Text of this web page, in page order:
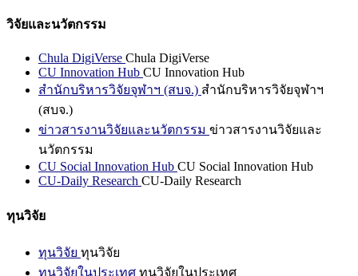
วิจัยและนวัตกรรม
Chula DigiVerse Chula DigiVerse
CU Innovation Hub CU Innovation Hub
สำนักบริหารวิจัยจุฬาฯ (สบจ.) สำนักบริหารวิจัยจุฬาฯ
(สบจ.)
ข่าวสารงานวิจัยและนวัตกรรม ข่าวสารงานวิจัยและ
นวัตกรรม
CU Social Innovation Hub CU Social Innovation Hub
CU-Daily Research CU-Daily Research
ทุนวิจัย
ทุนวิจัย ทุนวิจัย
ทุนวิจัยในประเทศ ทุนวิจัยในประเทศ